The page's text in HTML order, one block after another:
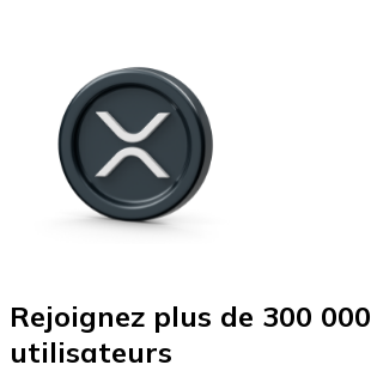
Rejoignez plus de 300 000
utilisateurs